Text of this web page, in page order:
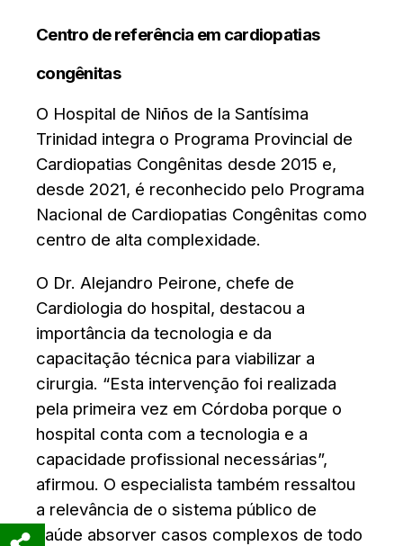
Centro de referência em cardiopatias
congênitas
O Hospital de Niños de la Santísima
Trinidad integra o Programa Provincial de
Cardiopatias Congênitas desde 2015 e,
desde 2021, é reconhecido pelo Programa
Nacional de Cardiopatias Congênitas como
centro de alta complexidade.
O Dr. Alejandro Peirone, chefe de
Cardiologia do hospital, destacou a
importância da tecnologia e da
capacitação técnica para viabilizar a
cirurgia. “Esta intervenção foi realizada
pela primeira vez em Córdoba porque o
hospital conta com a tecnologia e a
capacidade profissional necessárias”,
afirmou. O especialista também ressaltou
a relevância de o sistema público de
saúde absorver casos complexos de todo